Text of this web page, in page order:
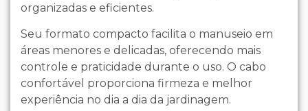
organizadas e eficientes.
Seu formato compacto facilita o manuseio em
áreas menores e delicadas, oferecendo mais
controle e praticidade durante o uso. O cabo
confortável proporciona firmeza e melhor
experiência no dia a dia da jardinagem.